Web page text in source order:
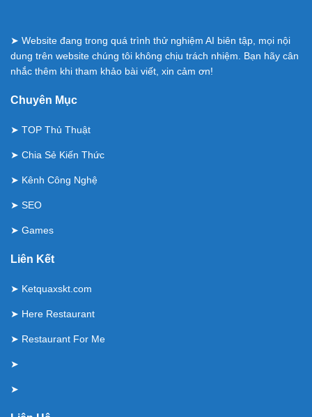
➤ Website đang trong quá trình thử nghiệm AI biên tập, mọi nội
dung trên website chúng tôi không chịu trách nhiệm. Bạn hãy cân
nhắc thêm khi tham khảo bài viết, xin cảm ơn!
Chuyên Mục
➤ TOP Thủ Thuật
➤ Chia Sẻ Kiến Thức
➤ Kênh Công Nghệ
➤ SEO
➤ Games
Liên Kết
➤ Ketquaxskt.com
➤ Here Restaurant
➤ Restaurant For Me
➤
➤